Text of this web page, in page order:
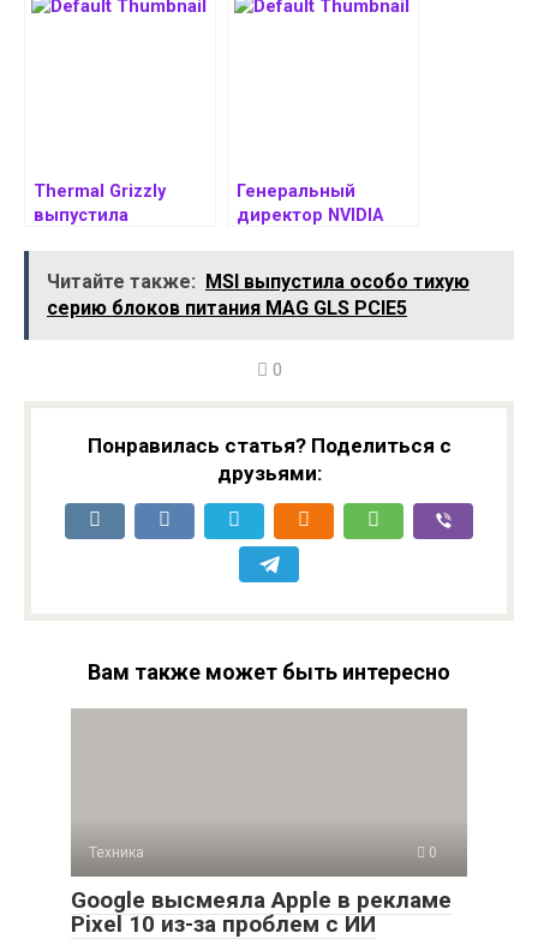
выпуске
спровоцировал
Thermal Grizzly
выпустила
размером для
GeForce RTX 5090
Генеральный
директор NVIDIA
упаковку CoWoS-L
Читайте также: MSI выпустила особо тихую
серию блоков питания MAG GLS PCIE5
0
Понравилась статья? Поделиться с
друзьями:
Вам также может быть интересно
Техника 0
Google высмеяла Apple в рекламе
Pixel 10 из-за проблем с ИИ